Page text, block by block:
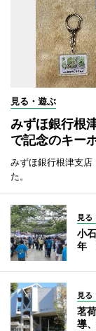
見る・遊ぶ
みずほ銀行根
で記念のキー
みずほ銀行根津支店
た。
見る
小
年
見る
茗
導